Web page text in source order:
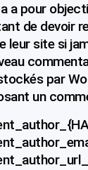
a pour
de devoir
leur site si
par
un